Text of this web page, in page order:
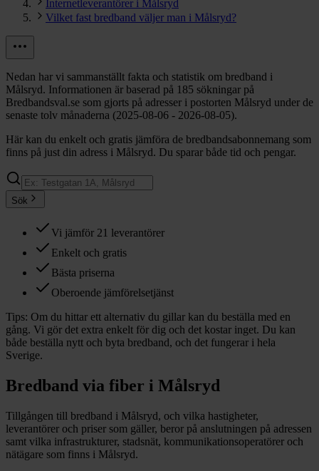
Internetleverantörer i Målsryd
Vilket fast bredband väljer man i Målsryd?
Nedan har vi sammanställt fakta och statistik om bredband i
Målsryd. Informationen är baserad på 185 sökningar på
Bredbandsval.se som gjorts på adresser i postorten Målsryd under de
senaste tolv månaderna (2025-08-06 - 2026-08-05).
Här kan du enkelt och gratis jämföra de bredbandsabonnemang som
finns på just din adress i Målsryd. Du sparar både tid och pengar.
Sök
Vi jämför 21 leverantörer
Enkelt och gratis
Bästa priserna
Oberoende jämförelsetjänst
Tips: Om du hittar ett alternativ du gillar kan du beställa med en
gång. Vi gör det extra enkelt för dig och det kostar inget. Du kan
både beställa nytt och byta bredband, och det fungerar i hela
Sverige.
Bredband via fiber i Målsryd
Tillgången till bredband i Målsryd, och vilka hastigheter,
leverantörer och priser som gäller, beror på anslutningen på adressen
samt vilka infrastrukturer, stadsnät, kommunikationsoperatörer och
nätägare som finns i Målsryd.